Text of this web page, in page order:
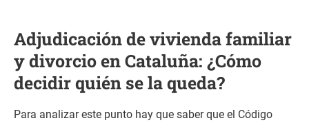
Adjudicación de vivienda familiar
y divorcio en Cataluña: ¿Cómo
decidir quién se la queda?
Para analizar este punto hay que saber que el Código